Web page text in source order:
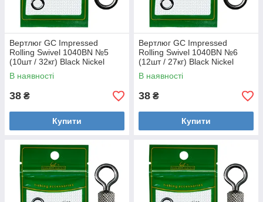
Вертлюг GC Impressed
Rolling Swivel 1040BN №5
(10шт / 32кг) Black Nickel
В наявності
38 ₴
Купити
Вертлюг GC Impressed
Rolling Swivel 1040BN №6
(12шт / 27кг) Black Nickel
В наявності
38 ₴
Купити